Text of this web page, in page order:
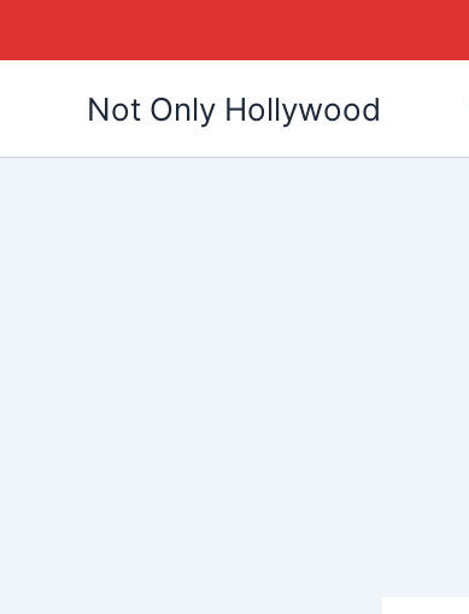
Not Only Hollywood